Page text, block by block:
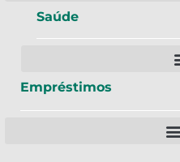
Saúde
Empréstimos